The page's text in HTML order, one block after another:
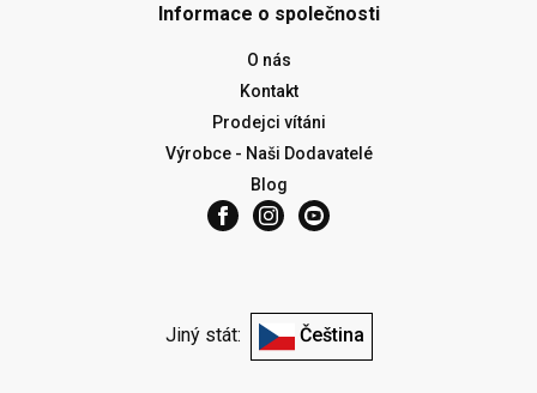
Informace o společnosti
O nás
Kontakt
Prodejci vítáni
Výrobce - Naši Dodavatelé
Blog
Jiný stát: Čeština